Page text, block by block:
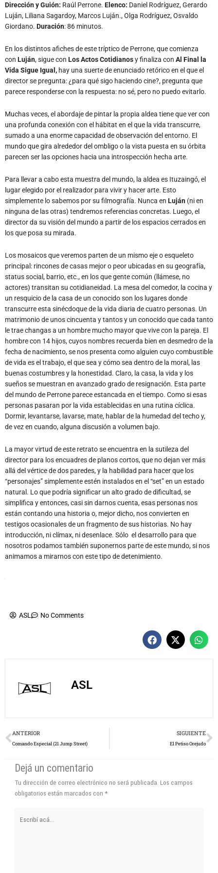
Dirección y Guión: Raúl Perrone. Elenco: Daniel Rodríguez, Gerardo
Luján, Liliana Sagardoy, Marcos Luján., Olga Rodríguez, Osvaldo
Giordano. Duración: 86 minutos.
En los distintos afiches de este tríptico de Perrone, que comienza
con Luján, sigue con Los Actos Cotidianosy finaliza con Al Final la
Vida Sigue Igual, hay una suerte de enunciado retórico en el que el
director se pregunta: ¿para qué sigo haciendo cine?, pregunta que
parece responderse con la respuesta: no sé, pero no puedo evitarlo.
Muchas veces, el abordaje de pintar la propia aldea tiene que ver con
una profunda conexión con el hábitat en el que la vida transcurre,
sumado a una enorme capacidad de observación del entorno. El
mundo que gira alrededor del ombligo o la vista puesta en su órbita
parecen ser las opciones hacia una introspección hecha arte.
Para llevar a cabo esta muestra del mundo, la aldea es Ituzaingó, el
lugar elegido por el realizador para vivir y hacer arte. Esto
simplemente lo sabemos por su filmografía. Nunca en Luján (ni en
ninguna de las otras) tendremos referencias concretas. Luego, el
director da su visión del mundo a partir de los espacios cerrados en
los que posa su mirada.
Los mosaicos que veremos parten de un mismo eje o esqueleto
principal: rincones de casas mejor o peor ubicadas en su geografía,
status social, barrio, etc., en los que gente común (llámese, no
actores) transitan su cotidianeidad. La mesa del comedor, la cocina y
un resquicio de la casa de un conocido son los lugares donde
transcurre esta sinécdoque de la vida diaria de cuatro personas. Un
matrimonio de unos cincuenta y tantos y un conocido que cada tanto
le trae changas a un hombre mucho mayor que vive con la pareja. El
hombre con 14 hijos, cuyos nombres recuerda bien en desmedro de la
fecha de nacimiento, se nos presenta como alguien cuyo combustible
de vida es el trabajo, el que sea y cómo sea dentro de la moral, las
buenas costumbres y la honestidad. Claro, la casa, la vida y los
sueños se muestran en avanzado grado de resignación. Esta parte
del mundo de Perrone parece estancada en el tiempo. Como si esas
personas pasaran por la vida establecidas en una rutina cíclica.
Dormir, levantarse, lavarse, mate, hablar de la humedad del techo y,
de vez en cuando, alguna discusión a volumen bajo.
La mayor virtud de este retrato se encuentra en la sutileza del
director para los encuadres de planos cortos, que no dejan ver más
allá del vértice de dos paredes, y la habilidad para hacer que los
“personajes” simplemente estén instalados en el “set” en un estado
natural. Lo que podría significar un alto grado de dificultad, se
simplifica y entonces, casi sin darnos cuenta, esas personas nos
están contando una historia o, mejor dicho, nos convierten en
testigos ocasionales de un fragmento de sus historias. No hay
introducción, ni clímax, ni desenlace. Sólo el desarrollo para que
nosotros podamos también suponernos parte de este mundo, si nos
animamos a mirarnos con este tipo de detenimiento.
ASL No Comments
ASL
Prev
ANTERIOR
Comando Especial (21 Jump Street)
SIGUIENTE
El Petiso Orejudo
Dejá un comentario
Tu dirección de correo electrónico no será publicada. Los campos
obligatorios están marcados con *
acá...